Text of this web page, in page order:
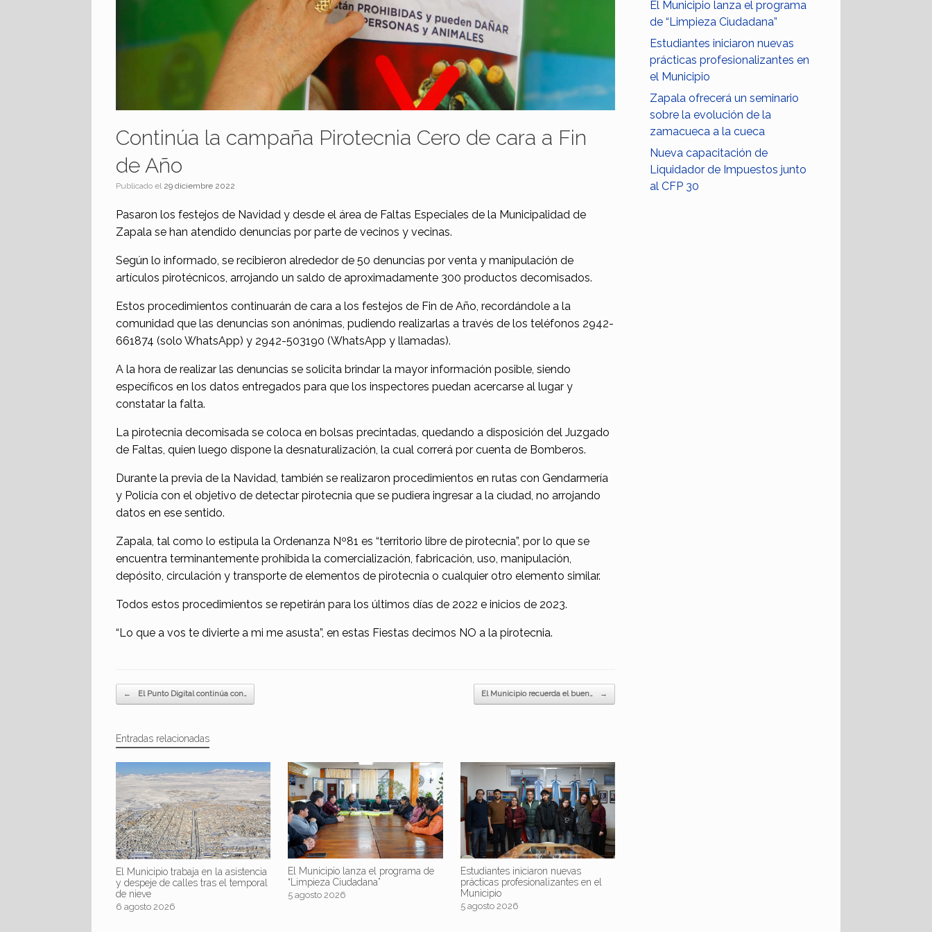
Continúa la campaña Pirotecnia Cero de cara a Fin
de Año
Publicado el 29 diciembre 2022
Pasaron los festejos de Navidad y desde el área de Faltas Especiales de la Municipalidad de
Zapala se han atendido denuncias por parte de vecinos y vecinas.
Según lo informado, se recibieron alrededor de 50 denuncias por venta y manipulación de
artículos pirotécnicos, arrojando un saldo de aproximadamente 300 productos decomisados.
Estos procedimientos continuarán de cara a los festejos de Fin de Año, recordándole a la
comunidad que las denuncias son anónimas, pudiendo realizarlas a través de los teléfonos 2942-
661874 (solo WhatsApp) y 2942-503190 (WhatsApp y llamadas).
A la hora de realizar las denuncias se solicita brindar la mayor información posible, siendo
específicos en los datos entregados para que los inspectores puedan acercarse al lugar y
constatar la falta.
La pirotecnia decomisada se coloca en bolsas precintadas, quedando a disposición del Juzgado
de Faltas, quien luego dispone la desnaturalización, la cual correrá por cuenta de Bomberos.
Durante la previa de la Navidad, también se realizaron procedimientos en rutas con Gendarmería
y Policía con el objetivo de detectar pirotecnia que se pudiera ingresar a la ciudad, no arrojando
datos en ese sentido.
Zapala, tal como lo estipula la Ordenanza Nº81 es “territorio libre de pirotecnia”, por lo que se
encuentra terminantemente prohibida la comercialización, fabricación, uso, manipulación,
depósito, circulación y transporte de elementos de pirotecnia o cualquier otro elemento similar.
Todos estos procedimientos se repetirán para los últimos días de 2022 e inicios de 2023.
“Lo que a vos te divierte a mi me asusta”, en estas Fiestas decimos NO a la pirotecnia.
Navegador de artículos
← El Punto Digital continúa con… El Municipio recuerda el buen… →
Entradas relacionadas
El Municipio trabaja en la asistencia
y despeje de calles tras el temporal
de nieve
6 agosto 2026
El Municipio lanza el programa de
“Limpieza Ciudadana”
5 agosto 2026
Estudiantes iniciaron nuevas
prácticas profesionalizantes en el
Municipio
5 agosto 2026
El Municipio lanza el programa
de “Limpieza Ciudadana”
Estudiantes iniciaron nuevas
prácticas profesionalizantes en
el Municipio
Zapala ofrecerá un seminario
sobre la evolución de la
zamacueca a la cueca
Nueva capacitación de
Liquidador de Impuestos junto
al CFP 30